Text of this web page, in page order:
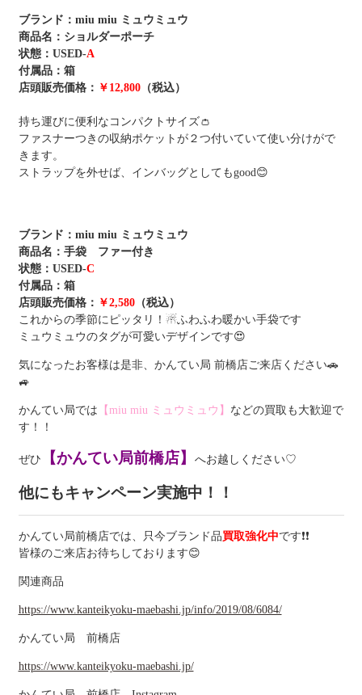
ブランド： miu miu ミュウミュウ
商品名：ショルダーポーチ
状態：USED-A
付属品： 箱
店頭販売価格： ￥12,800（税込）
持ち運びに便利なコンパクトサイズ👛
ファスナーつきの収納ポケットが２つ付いていて使い分けがで
きます。
ストラップを外せば、インバッグとしてもgood😊
ブランド： miu miu ミュウミュウ
商品名：手袋 ファー付き
状態：USED-C
付属品： 箱
店頭販売価格： ￥2,580（税込）
これからの季節にピッタリ！☃ふわふわ暖かい手袋です
ミュウミュウのタグが可愛いデザインです😍
気になったお客様は是非、かんてい局 前橋店ご来店ください🚗
🚙
かんてい局では 【miu miu ミュウミュウ】 などの買取も大歓迎で
す！！
ぜひ 【かんてい局前橋店】 へお越しください♡
他にもキャンペーン実施中！！
かんてい局前橋店では、只今ブランド品買取強化中です❗❗
皆様のご来店お待ちしております😊
関連商品
https://www.kanteikyoku-maebashi.jp/info/2019/08/6084/
かんてい局 前橋店
https://www.kanteikyoku-maebashi.jp/